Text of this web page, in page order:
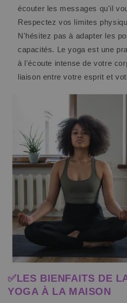
écouter les messages qu'il
Respectez vos limites
N'hésitez pas à adapter les
capacités. Le yoga est une
à l'écoute intense de votre
liaison entre votre esprit et
✅LES BIENFAITS DE
YOGA À LA MAISON